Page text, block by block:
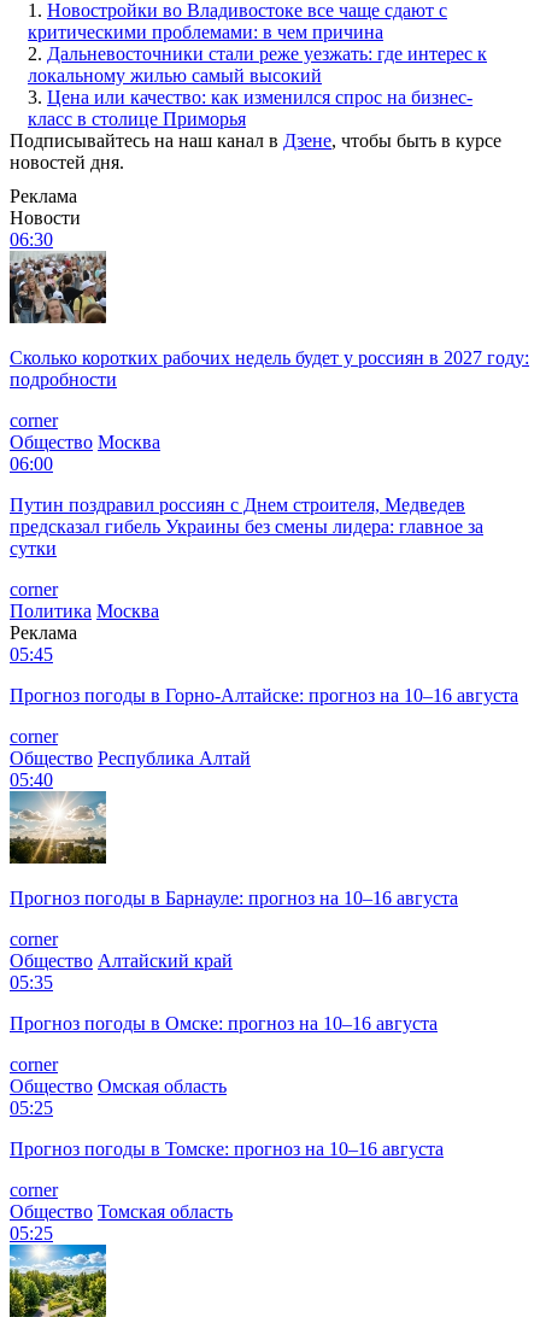
1. Новостройки во Владивостоке все чаще сдают с
критическими проблемами: в чем причина
2. Дальневосточники стали реже уезжать: где интерес к
локальному жилью самый высокий
3. Цена или качество: как изменился спрос на бизнес-
класс в столице Приморья
Подписывайтесь на наш канал в Дзене, чтобы быть в курсе
новостей дня.
Реклама
Новости
06:30
Сколько коротких рабочих недель будет у россиян в 2027 году:
подробности
corner
Общество Москва
06:00
Путин поздравил россиян с Днем строителя, Медведев
предсказал гибель Украины без смены лидера: главное за
сутки
corner
Политика Москва
Реклама
05:45
Прогноз погоды в Горно-Алтайске: прогноз на 10–16 августа
corner
Общество Республика Алтай
05:40
Прогноз погоды в Барнауле: прогноз на 10–16 августа
corner
Общество Алтайский край
05:35
Прогноз погоды в Омске: прогноз на 10–16 августа
corner
Общество Омская область
05:25
Прогноз погоды в Томске: прогноз на 10–16 августа
corner
Общество Томская область
05:25